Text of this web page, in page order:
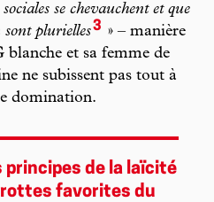
se chevauchent et que
sont plurielles3 » – manière
blanche et sa femme de
ne subissent pas tout à
domination.
principes de la laïcité
favorites du